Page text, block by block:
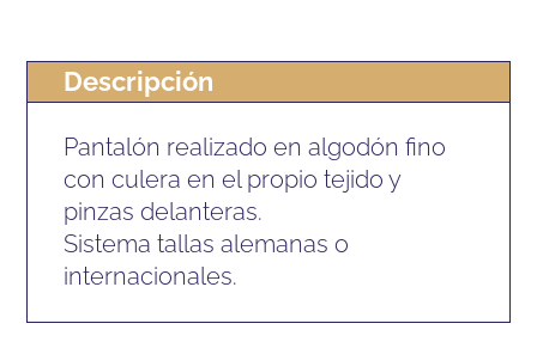
HOMBRE
cantidad
Descripción
Pantalón realizado en algodón fino
con culera en el propio tejido y
pinzas delanteras.
Sistema tallas alemanas o
internacionales.